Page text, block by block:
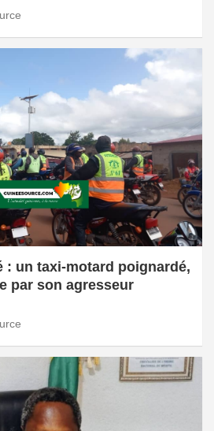
: un taxi-motard poignardé,
par son agresseur